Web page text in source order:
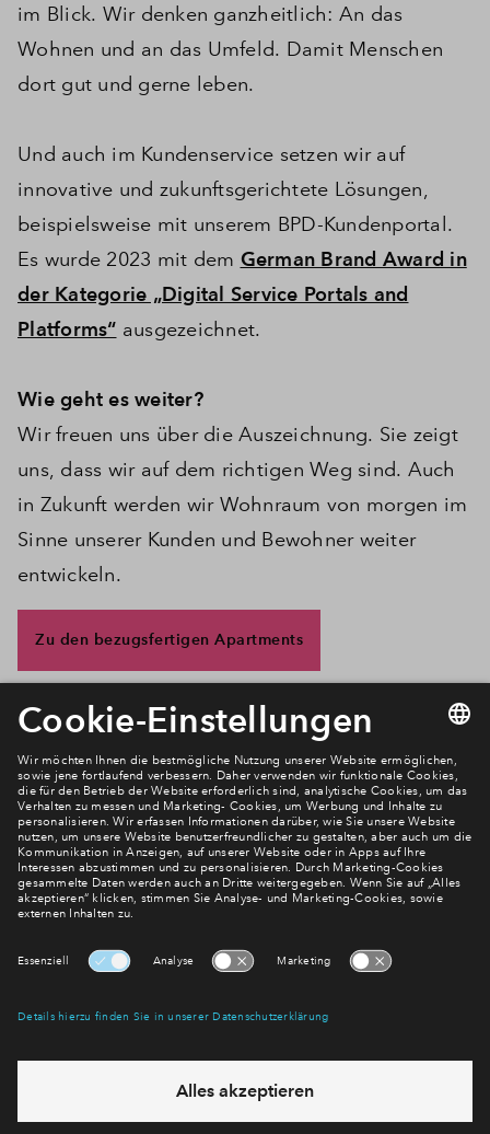
im Blick. Wir denken ganzheitlich: An das
Wohnen und an das Umfeld. Damit Menschen
dort gut und gerne leben.
Und auch im Kundenservice setzen wir auf
innovative und zukunftsgerichtete Lösungen,
beispielsweise mit unserem BPD-Kundenportal.
Es wurde 2023 mit dem German Brand Award in
der Kategorie „Digital Service Portals and
Platforms“ ausgezeichnet.
Wie geht es weiter?
Wir freuen uns über die Auszeichnung. Sie zeigt
uns, dass wir auf dem richtigen Weg sind. Auch
in Zukunft werden wir Wohnraum von morgen im
Sinne unserer Kunden und Bewohner weiter
entwickeln.
Zu den bezugsfertigen Apartments
Newsletter Anmeldung
Verpassen Sie zu diesem Wohnprojekt keine Neuigkeiten
mehr! Wir halten Sie auf dem Laufenden – mit unserem
regelmäßig erscheinenden Newsletter informieren wir Sie
über den Stand dieses und weiterer Neubauprojekte.
Abonnieren
für unsereDatenschutzerklärung